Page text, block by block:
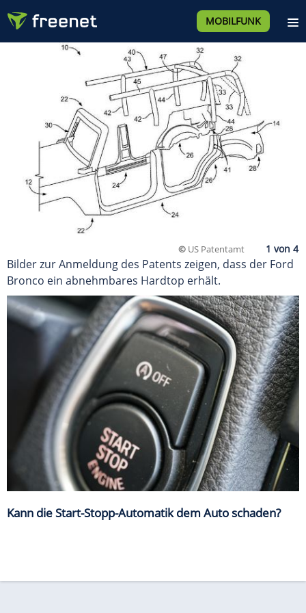
MOBILFUNK
© US Patentamt
Bilder zur Anmeldung des Patents zeigen, dass der Ford
Bronco ein abnehmbares Hardtop erhält.
Kann die Start-Stopp-Automatik dem Auto schaden?